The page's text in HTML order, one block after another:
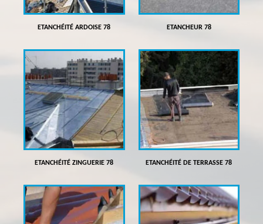
ETANCHÉITÉ ARDOISE 78 ETANCHEUR 78
ETANCHÉITÉ ZINGUERIE 78 ETANCHÉITÉ DE TERRASSE 78